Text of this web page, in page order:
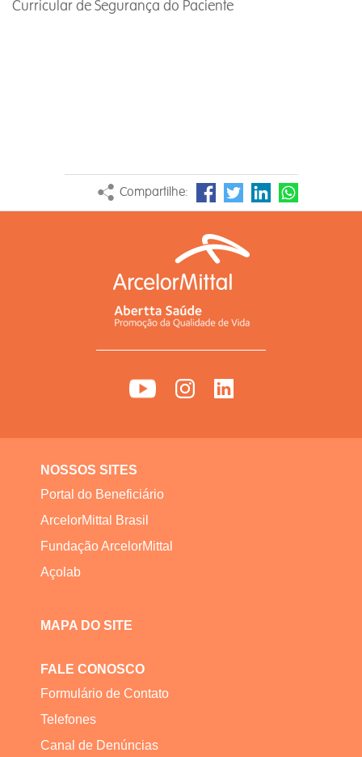
Curricular de Segurança do Paciente
Compartilhe:
NOSSOS SITES
Portal do Beneficiário
ArcelorMittal Brasil
Fundação ArcelorMittal
Açolab
MAPA DO SITE
FALE CONOSCO
Formulário de Contato
Telefones
Canal de Denúncias